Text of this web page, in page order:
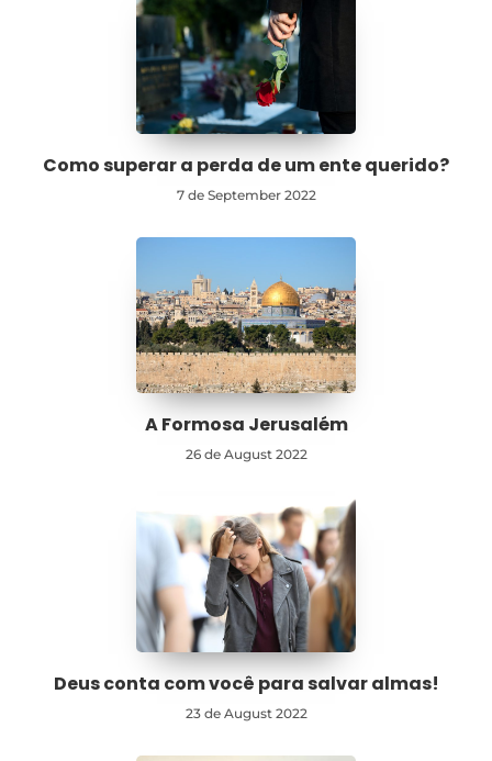
Como superar a perda de um ente querido?
7 de September 2022
A Formosa Jerusalém
26 de August 2022
Deus conta com você para salvar almas!
23 de August 2022